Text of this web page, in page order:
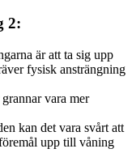
2:
är att ta sig upp
fysisk ansträngning
vara mer
kan det vara svårt att
upp till våning